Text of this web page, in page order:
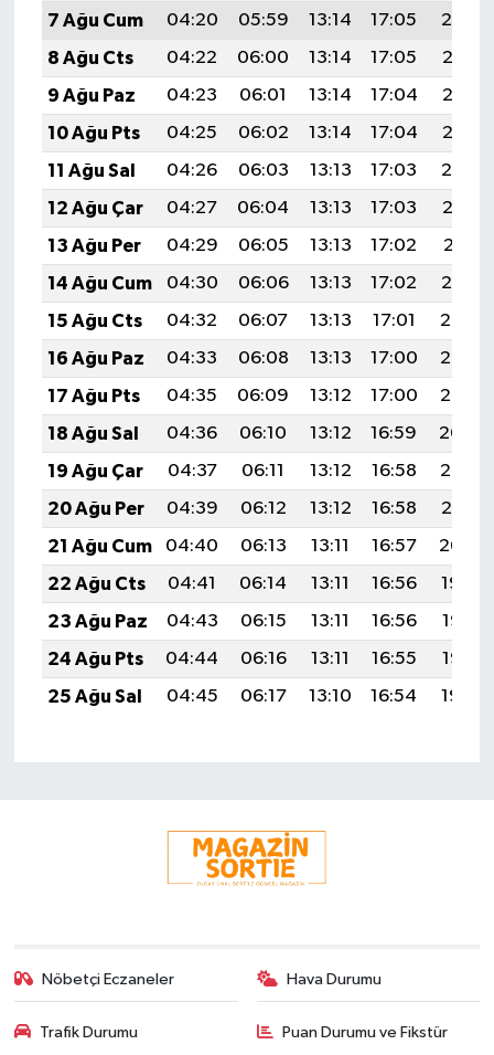
7 Ağu Cum
04:20 05:59 13:14 17:05
20:19
8 Ağu Cts
04:22 06:00 13:14 17:05
20:17
9 Ağu Paz
04:23 06:01 13:14 17:04
20:16
10 Ağu Pts
04:25 06:02 13:14 17:04
20:15
11 Ağu Sal
04:26 06:03 13:13 17:03
20:14
12 Ağu Çar
04:27 06:04 13:13 17:03
20:12
13 Ağu Per
04:29 06:05 13:13 17:02
20:11
14 Ağu Cum
04:30 06:06 13:13 17:02
20:10
15 Ağu Cts
04:32 06:07 13:13 17:01
20:08
16 Ağu Paz
04:33 06:08 13:13 17:00
20:07
17 Ağu Pts
04:35 06:09 13:12 17:00
20:06
18 Ağu Sal
04:36 06:10 13:12 16:59
20:04
19 Ağu Çar
04:37 06:11 13:12 16:58
20:03
20 Ağu Per
04:39 06:12 13:12 16:58
20:01
21 Ağu Cum
04:40 06:13 13:11 16:57
20:00
22 Ağu Cts
04:41 06:14 13:11 16:56
19:59
23 Ağu Paz
04:43 06:15 13:11 16:56
19:57
24 Ağu Pts
04:44 06:16 13:11 16:55
19:56
25 Ağu Sal
04:45 06:17 13:10 16:54 19:54
Nöbetçi Eczaneler Hava Durumu
Trafik Durumu Puan Durumu ve Fikstür